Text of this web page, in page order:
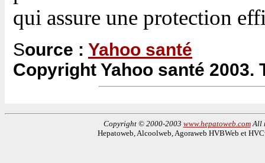
qui assure une protection
Source : Yahoo santé
Copyright Yahoo santé 2003.
Copyright © 2000-2003 www.hepatoweb.comAll
Hepatoweb, Alcoolweb, Agoraweb HVBWeb et